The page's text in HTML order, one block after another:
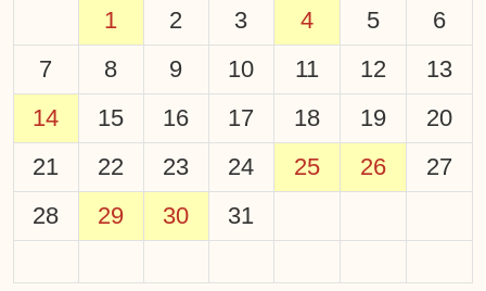
1
2 3 4 5
6
7
8 9 10 11 12
13
14
15 16 17 18 19
20
21
22 23 24 25 26
27
28
29 30 31